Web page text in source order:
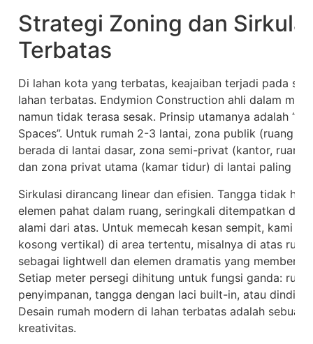
Strategi Zoning dan
Terbatas
Di lahan kota yang terbatas, keajaiban terjadi pada
lahan terbatas. Endymion Construction ahli dalam
namun tidak terasa sesak. Prinsip utamanya adalah
Spaces”. Untuk rumah 2-3 lantai, zona publik (ruang
berada di lantai dasar, zona semi-privat (kantor, ruang
dan zona privat utama (kamar tidur) di lantai paling
Sirkulasi dirancang linear dan efisien. Tangga tidak
elemen pahat dalam ruang, seringkali ditempatkan di
alami dari atas. Untuk memecah kesan sempit, kami
kosong vertikal) di area tertentu, misalnya di atas
sebagai lightwell dan elemen dramatis yang
Setiap meter persegi dihitung untuk fungsi ganda:
penyimpanan, tangga dengan laci built-in, atau
Desain rumah modern di lahan terbatas adalah
kreativitas.